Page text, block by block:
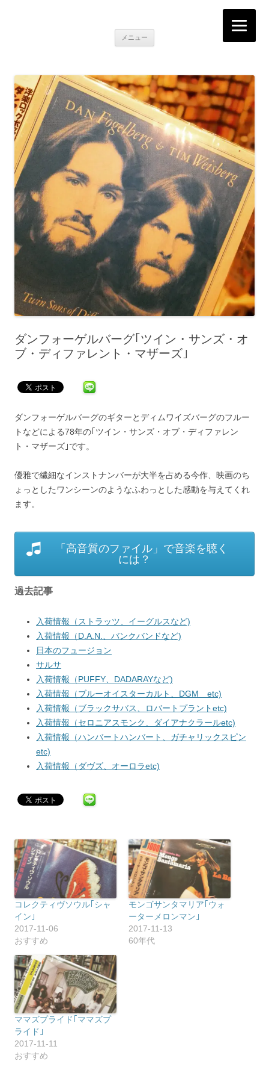
メニュー
へ
移
動
ダンフォーゲルバーグ｢ツイン・サンズ・オ
ブ・ディファレント・マザーズ｣
ダンフォーゲルバーグのギターとディムワイズバーグのフルー
トなどによる78年の｢ツイン・サンズ・オブ・ディファレン
ト・マザーズ｣です。
優雅で繊細なインストナンバーが大半を占める今作、映画のち
ょっとしたワンシーンのようなふわっとした感動を与えてくれ
ます。
「高音質のファイル」で音楽を聴く
には？
過去記事
入荷情報（ストラッツ、イーグルスなど)
入荷情報（D.A.N.、バンクバンドなど)
日本のフュージョン
サルサ
入荷情報（PUFFY、DADARAYなど)
入荷情報（ブルーオイスターカルト、DGM etc)
入荷情報（ブラックサバス、ロバートプラントetc)
入荷情報（セロニアスモンク、ダイアナクラールetc)
入荷情報（ハンバートハンバート、ガチャリックスピン
etc)
入荷情報（ダヴズ、オーロラetc)
コレクティヴソウル｢シャ
イン｣
2017-11-06
おすすめ
モンゴサンタマリア｢ウォ
ーターメロンマン｣
2017-11-13
60年代
ママズプライド｢ママズプ
ライド｣
2017-11-11
おすすめ